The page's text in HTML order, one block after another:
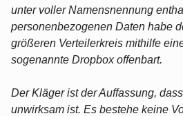
unter voller Namensnennung
personenbezogenen Daten habe
größeren Verteilerkreis mithilfe
sogenannte Dropbox offenbart.
Der Kläger ist der Auffassung,
unwirksam ist. Es bestehe keine